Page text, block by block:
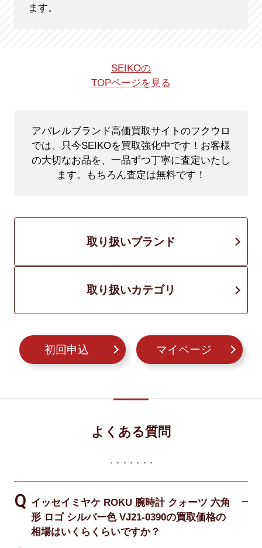
ます。
SEIKOの
TOPページを見る
アパレルブランド高価買取サイトのフクウロ
では、只今SEIKOを買取強化中です！ お客様
の大切なお品を、一品ずつ丁寧に査定いたし
ます。もちろん査定は無料です！
取り扱いブランド
取り扱いカテゴリ
初回申込 マイページ
よくある質問
イッセイミヤケ ROKU 腕時計 クォーツ 六角
形 ロゴ シルバー色 VJ21-0390の買取価格の
相場はいくらくらいですか？